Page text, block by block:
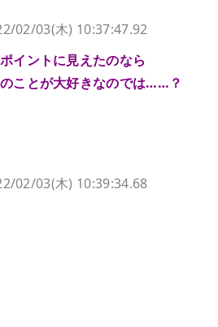
02/03(木) 10:37:47.92
イントに見えたのなら
ことが大好きなのでは……？
02/03(木) 10:39:34.68